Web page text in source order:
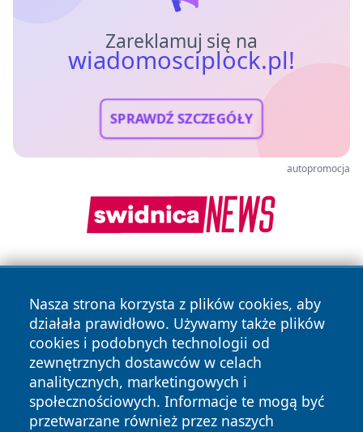
Zareklamuj się na
wiadomosciplock.pl!
SPRAWDŹ SZCZEGÓŁY
autopromocja
Nasza strona korzysta z plików cookies, aby
działała prawidłowo. Używamy także plików
cookies i podobnych technologii od
zewnętrznych dostawców w celach
analitycznych, marketingowych i
społecznościowych. Informacje te mogą być
przetwarzane również przez naszych
Copyright © 2026 wiadomosciplock.pl Wszystkie prawa
zastrzeżone.